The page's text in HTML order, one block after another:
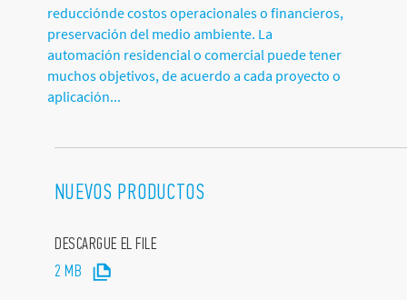
reducciónde costos operacionales o financieros,
preservación del medio ambiente. La
automación residencial o comercial puede tener
muchos objetivos, de acuerdo a cada proyecto o
aplicación...
NUEVOS PRODUCTOS
DESCARGUE EL FILE
2 MB